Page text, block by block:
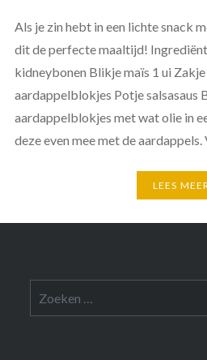
Als je zin hebt in een lichte snack
dit de perfecte maaltijd!
kidneybonen Blikje maïs 1 ui
aardappelblokjes Potje salsasaus
aardappelblokjes met wat olie in
deze even mee met de aardappels.
LEES
naar: